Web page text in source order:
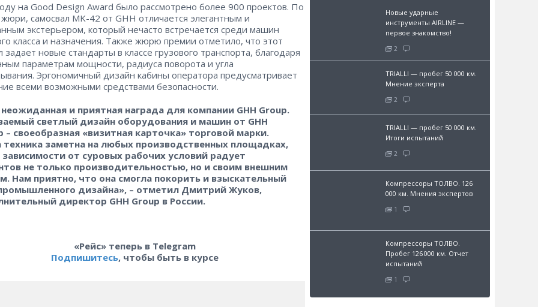
на Good Design Award было рассмотрено более 900 проектов. По
самосвал MK-42 от GHH отличается элегантным и
экстерьером, который нечасто встречается среди машин
класса и назначения. Также жюрю премии отметило, что этот
задает новые стандарты в классе грузового транспорта, благодаря
параметрам мощности, радиуса поворота и угла
Эргономичный дизайн кабины оператора предусматривает
всеми возможными средствами безопасности.
и приятная награда для компании GHH Group.
светлый дизайн оборудования и машин от GHH
– своеобразная «визитная карточка» торговой марки.
заметна на любых производственных площадках,
зависимости от суровых рабочих условий радует
не только производительностью, но и своим внешним
Нам приятно, что она смогла покорить и взыскательный
дизайна», – отметил Дмитрий Жуков,
директор GHH Group в России.
«Рейс» теперь в Telegram
Подпишитесь, чтобы быть в курсе
Новые ударные
инструменты AIRLINE —
первое знакомство!
2
TRIALLI — пробег 50 000 км.
Мнение эксперта
2
TRIALLI — пробег 50 000 км.
Итоги испытаний
2
Компрессоры ТОЛВО. 126
000 км. Мнения экспертов
1
Компрессоры ТОЛВО.
Пробег 126 000 км. Отчет
испытаний
1